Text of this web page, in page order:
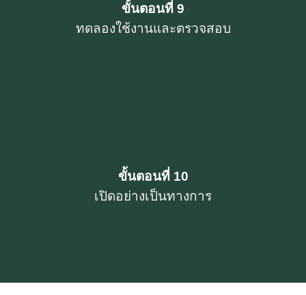
ขั้นตอนที่ 9
ทดลองใช้งานและตรวจสอบ
ขั้นตอนที่ 10
เปิดอย่างเป็นทางการ